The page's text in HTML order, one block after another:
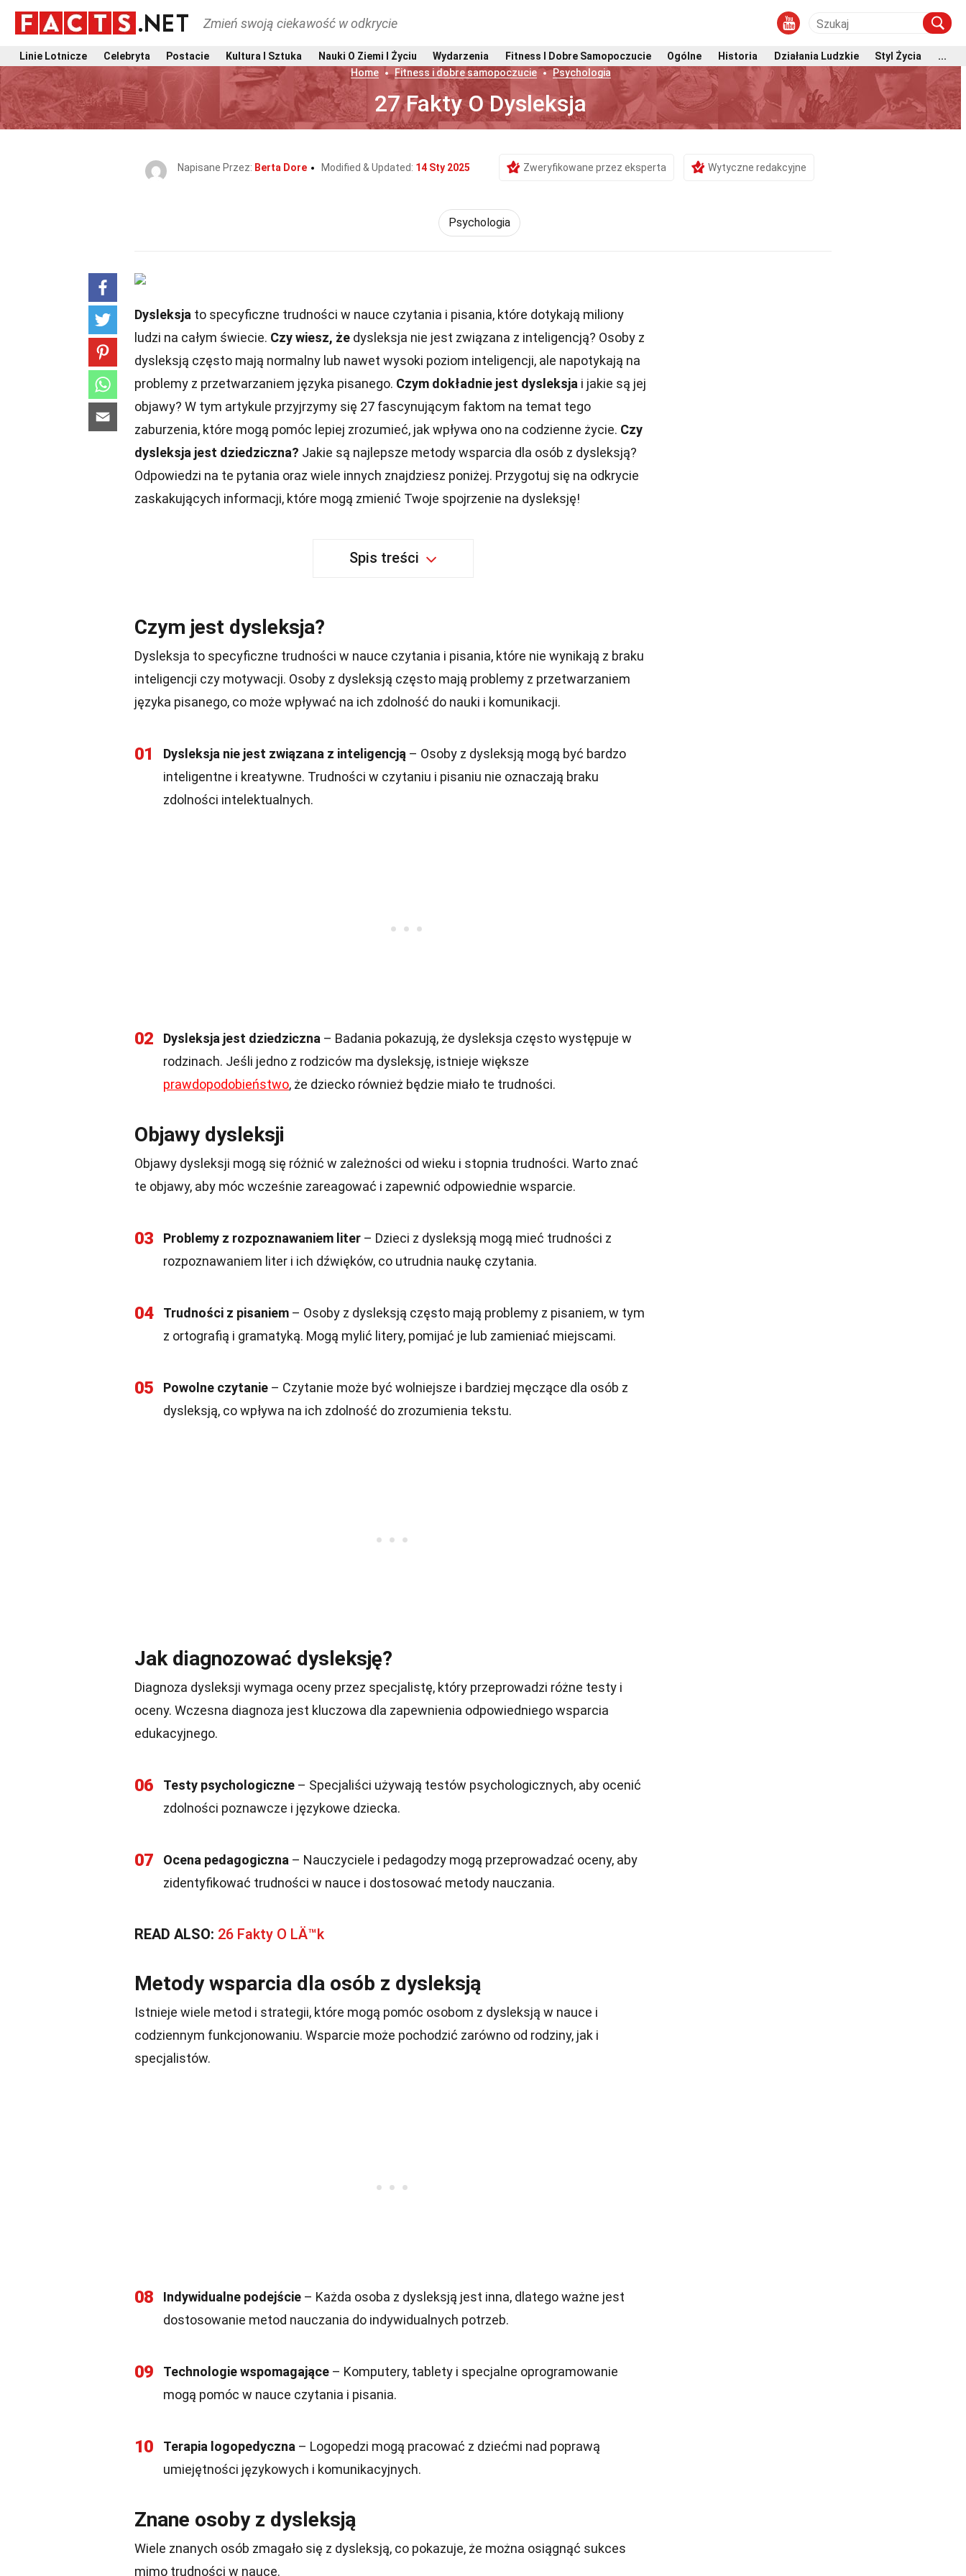
Zmień swoją ciekawość w odkrycie
Linie Lotnicze Celebryta Postacie Kultura I Sztuka Nauki O Ziemi I Życiu Wydarzenia Fitness I Dobre Samopoczucie Ogólne Historia Działania Ludzkie Styl Życia
...
Home
Fitness i dobre samopoczucie Psychologia
27 Fakty O Dysleksja
Napisane Przez: Berta Dore Modified & Updated: 14 Sty 2025 Zweryfikowane przez eksperta Wytyczne redakcyjne
Psychologia
Dysleksja to specyficzne trudności w nauce czytania i pisania, które dotykają miliony
ludzi na całym świecie. Czy wiesz, że dysleksja nie jest związana z inteligencją? Osoby z
dysleksją często mają normalny lub nawet wysoki poziom inteligencji, ale napotykają na
problemy z przetwarzaniem języka pisanego. Czym dokładnie jest dysleksja i jakie są jej
objawy? W tym artykule przyjrzymy się 27 fascynującym faktom na temat tego
zaburzenia, które mogą pomóc lepiej zrozumieć, jak wpływa ono na codzienne życie. Czy
dysleksja jest dziedziczna? Jakie są najlepsze metody wsparcia dla osób z dysleksją?
Odpowiedzi na te pytania oraz wiele innych znajdziesz poniżej. Przygotuj się na odkrycie
zaskakujących informacji, które mogą zmienić Twoje spojrzenie na dysleksję!
Spis treści
Czym jest dysleksja?
Dysleksja to specyficzne trudności w nauce czytania i pisania, które nie wynikają z braku
inteligencji czy motywacji. Osoby z dysleksją często mają problemy z przetwarzaniem
języka pisanego, co może wpływać na ich zdolność do nauki i komunikacji.
01 Dysleksja nie jest związana z inteligencją – Osoby z dysleksją mogą być bardzo
inteligentne i kreatywne. Trudności w czytaniu i pisaniu nie oznaczają braku
zdolności intelektualnych.
02 Dysleksja jest dziedziczna – Badania pokazują, że dysleksja często występuje w
rodzinach. Jeśli jedno z rodziców ma dysleksję, istnieje większe
prawdopodobieństwo, że dziecko również będzie miało te trudności.
Objawy dysleksji
Objawy dysleksji mogą się różnić w zależności od wieku i stopnia trudności. Warto znać
te objawy, aby móc wcześnie zareagować i zapewnić odpowiednie wsparcie.
03 Problemy z rozpoznawaniem liter – Dzieci z dysleksją mogą mieć trudności z
rozpoznawaniem liter i ich dźwięków, co utrudnia naukę czytania.
04 Trudności z pisaniem – Osoby z dysleksją często mają problemy z pisaniem, w tym
z ortografią i gramatyką. Mogą mylić litery, pomijać je lub zamieniać miejscami.
05 Powolne czytanie – Czytanie może być wolniejsze i bardziej męczące dla osób z
dysleksją, co wpływa na ich zdolność do zrozumienia tekstu.
Jak diagnozować dysleksję?
Diagnoza dysleksji wymaga oceny przez specjalistę, który przeprowadzi różne testy i
oceny. Wczesna diagnoza jest kluczowa dla zapewnienia odpowiedniego wsparcia
edukacyjnego.
06 Testy psychologiczne – Specjaliści używają testów psychologicznych, aby ocenić
zdolności poznawcze i językowe dziecka.
07 Ocena pedagogiczna – Nauczyciele i pedagodzy mogą przeprowadzać oceny, aby
zidentyfikować trudności w nauce i dostosować metody nauczania.
READ ALSO: 26 Fakty O LÄ™k
Metody wsparcia dla osób z dysleksją
Istnieje wiele metod i strategii, które mogą pomóc osobom z dysleksją w nauce i
codziennym funkcjonowaniu. Wsparcie może pochodzić zarówno od rodziny, jak i
specjalistów.
08 Indywidualne podejście – Każda osoba z dysleksją jest inna, dlatego ważne jest
dostosowanie metod nauczania do indywidualnych potrzeb.
09 Technologie wspomagające – Komputery, tablety i specjalne oprogramowanie
mogą pomóc w nauce czytania i pisania.
10 Terapia logopedyczna – Logopedzi mogą pracować z dziećmi nad poprawą
umiejętności językowych i komunikacyjnych.
Znane osoby z dysleksją
Wiele znanych osób zmagało się z dysleksją, co pokazuje, że można osiągnąć sukces
mimo trudności w nauce.